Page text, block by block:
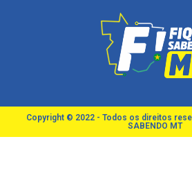
Copyright © 2022 - Todos os direitos
SABENDO MT